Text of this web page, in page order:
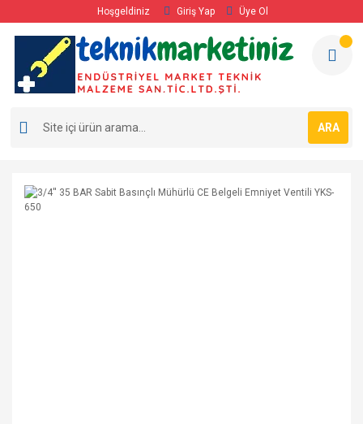
Hoşgeldiniz Giriş Yap Üye Ol
ARA